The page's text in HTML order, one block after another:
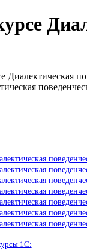
Диалектическая
1С: